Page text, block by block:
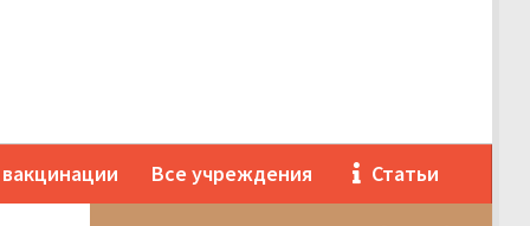
Все учреждения Статьи